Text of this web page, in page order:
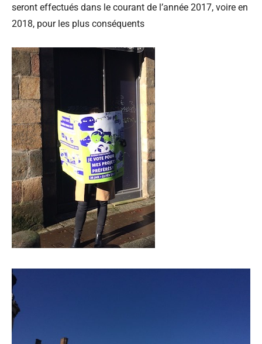
seront effectués dans le courant de l’année 2017, voire en
2018, pour les plus conséquents